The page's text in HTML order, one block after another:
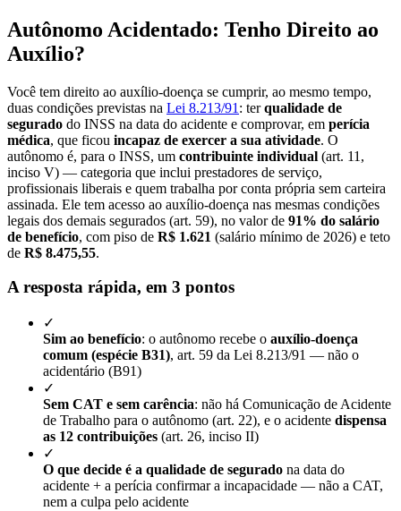
Autônomo Acidentado: Tenho Direito ao
Auxílio?
Você tem direito ao auxílio-doença se cumprir, ao mesmo tempo,
duas condições previstas na Lei 8.213/91 : terqualidade de
segurado do INSS na data do acidente e comprovar, em perícia
médica, que ficou incapaz de exercer a sua atividade. O
autônomo é, para o INSS, um contribuinte individual (art. 11,
inciso V) — categoria que inclui prestadores de serviço,
profissionais liberais e quem trabalha por conta própria sem carteira
assinada. Ele tem acesso ao auxílio-doença nas mesmas condições
legais dos demais segurados (art. 59), no valor de 91% do salário
de benefício, com piso de R$ 1.621 (salário mínimo de 2026) e teto
de R$ 8.475,55.
A resposta rápida, em 3 pontos
✓
Sim ao benefício: o autônomo recebe o auxílio-doença
comum (espécie B31), art. 59 da Lei 8.213/91 — não o
acidentário (B91)
✓
Sem CAT e sem carência: não há Comunicação de Acidente
de Trabalho para o autônomo (art. 22), e o acidente dispensa
as 12 contribuições (art. 26, inciso II)
✓
O que decide é a qualidade de segurado na data do
acidente + a perícia confirmar a incapacidade — não a CAT,
nem a culpa pelo acidente